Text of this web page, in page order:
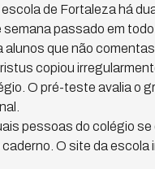
de Fortaleza há
passado em todo
que não
copiou
O pré-teste avalia o
pessoas do colégio se
O site da escola